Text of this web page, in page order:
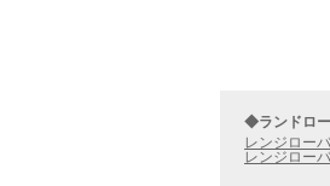
◆ランドロ
レンジロー
レンジロー